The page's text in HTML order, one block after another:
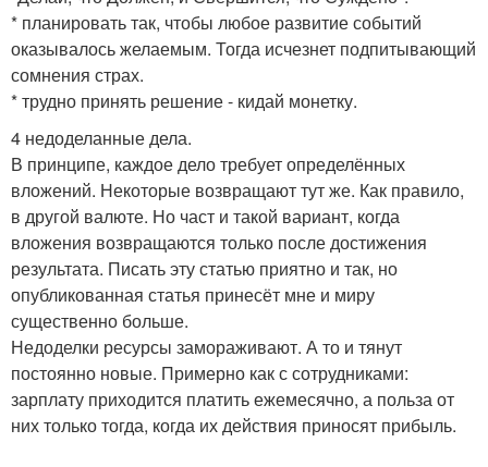
* планировать так, чтобы любое развитие событий
оказывалось желаемым. Тогда исчезнет подпитывающий
сомнения страх.
* трудно принять решение - кидай монетку.
4 недоделанные дела.
В принципе, каждое дело требует определённых
вложений. Некоторые возвращают тут же. Как правило,
в другой валюте. Но част и такой вариант, когда
вложения возвращаются только после достижения
результата. Писать эту статью приятно и так, но
опубликованная статья принесёт мне и миру
существенно больше.
Недоделки ресурсы замораживают. А то и тянут
постоянно новые. Примерно как с сотрудниками:
зарплату приходится платить ежемесячно, а польза от
них только тогда, когда их действия приносят прибыль.